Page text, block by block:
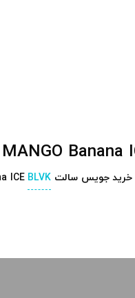
خرید جویس سالت BLVK
MANGO Banana ICE